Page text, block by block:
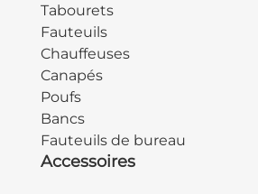
Tabourets
Fauteuils
Chauffeuses
Canapés
Poufs
Bancs
Fauteuils de bureau
Accessoires